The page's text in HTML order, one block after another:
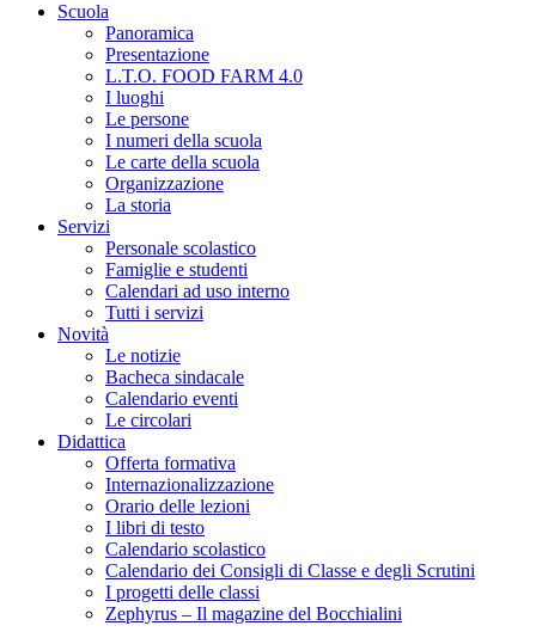
Scuola
Panoramica
Presentazione
L.T.O. FOOD FARM 4.0
I luoghi
Le persone
I numeri della scuola
Le carte della scuola
Organizzazione
La storia
Servizi
Personale scolastico
Famiglie e studenti
Calendari ad uso interno
Tutti i servizi
Novità
Le notizie
Bacheca sindacale
Calendario eventi
Le circolari
Didattica
Offerta formativa
Internazionalizzazione
Orario delle lezioni
I libri di testo
Calendario scolastico
Calendario dei Consigli di Classe e degli Scrutini
I progetti delle classi
Zephyrus – Il magazine del Bocchialini